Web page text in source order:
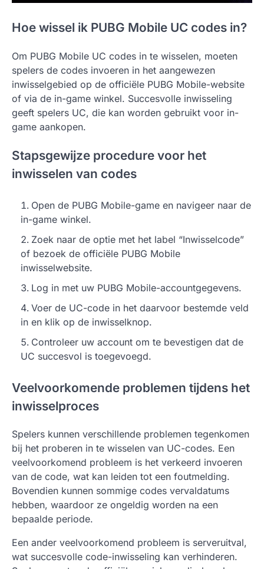
Hoe wissel ik PUBG Mobile UC codes in?
Om PUBG Mobile UC codes in te wisselen, moeten
spelers de codes invoeren in het aangewezen
inwisselgebied op de officiële PUBG Mobile-website
of via de in-game winkel. Succesvolle inwisseling
geeft spelers UC, die kan worden gebruikt voor in-
game aankopen.
Stapsgewijze procedure voor het
inwisselen van codes
Open de PUBG Mobile-game en navigeer naar de
in-game winkel.
Zoek naar de optie met het label “Inwisselcode”
of bezoek de officiële PUBG Mobile
inwisselwebsite.
Log in met uw PUBG Mobile-accountgegevens.
Voer de UC-code in het daarvoor bestemde veld
in en klik op de inwisselknop.
Controleer uw account om te bevestigen dat de
UC succesvol is toegevoegd.
Veelvoorkomende problemen tijdens het
inwisselproces
Spelers kunnen verschillende problemen tegenkomen
bij het proberen in te wisselen van UC-codes. Een
veelvoorkomend probleem is het verkeerd invoeren
van de code, wat kan leiden tot een foutmelding.
Bovendien kunnen sommige codes vervaldatums
hebben, waardoor ze ongeldig worden na een
bepaalde periode.
Een ander veelvoorkomend probleem is serveruitval,
wat succesvolle code-inwisseling kan verhinderen.